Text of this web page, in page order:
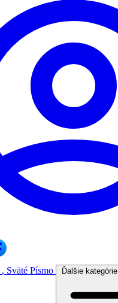
, Sväté Písmo Ďalšie kategórie